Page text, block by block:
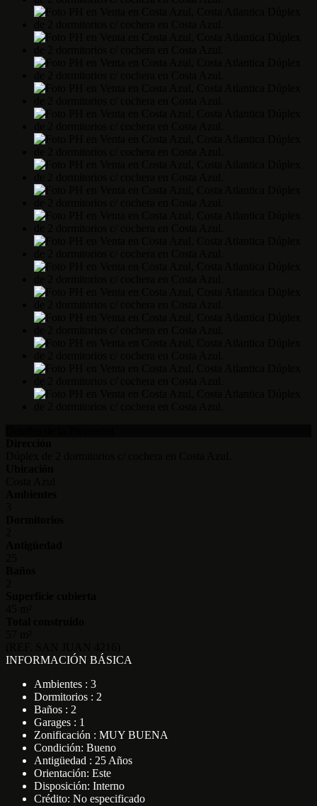
INFORMACIÓN BÁSICA
Ambientes : 3
Dormitorios : 2
Baños : 2
Garages : 1
Zonificación : MUY BUENA
Condición: Bueno
Antigüedad : 25 Años
Orientación: Este
Disposición: Interno
Crédito: No especificado